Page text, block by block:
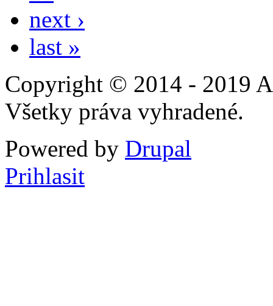
next ›
last »
Copyright © 2014 - 2019
Všetky práva vyhradené.
Powered by Drupal
Prihlasit